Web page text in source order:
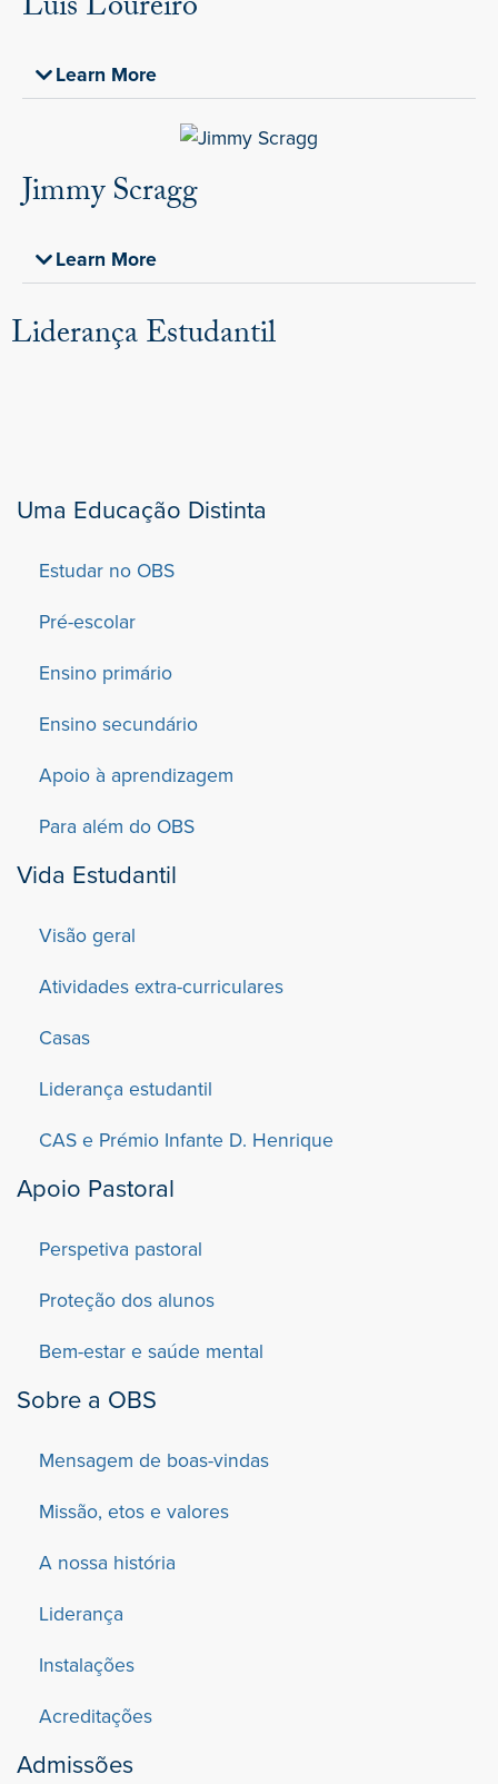
Learn More
Jimmy Scragg
Learn More
Liderança Estudantil
Uma Educação Distinta
Estudar no OBS
Pré-escolar
Ensino primário
Ensino secundário
Apoio à aprendizagem
Para além do OBS
Vida Estudantil
Visão geral
Atividades extra-curriculares
Casas
Liderança estudantil
CAS e Prémio Infante D. Henrique
Apoio Pastoral
Perspetiva pastoral
Proteção dos alunos
Bem-estar e saúde mental
Sobre a OBS
Mensagem de boas-vindas
Missão, etos e valores
A nossa história
Liderança
Instalações
Acreditações
Admissões